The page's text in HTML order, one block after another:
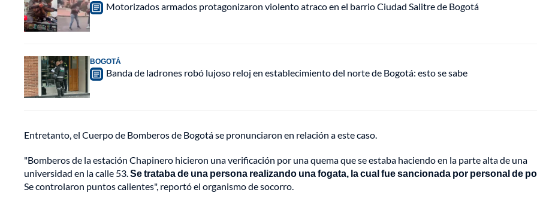
Motorizados armados protagonizaron violento atraco en el barrio Ciudad Salitre de Bogotá
BOGOTÁ
Banda de ladrones robó lujoso reloj en establecimiento del norte de Bogotá: esto se sabe
Entretanto, el Cuerpo de Bomberos de Bogotá se pronunciaron en relación a este caso.
"Bomberos de la estación Chapinero hicieron una verificación por una quema que se estaba haciendo en la parte alta de una
universidad en la calle 53.Se trataba de una persona realizando una fogata, la cual fue sancionada por personal de
Se controlaron puntos calientes", reportó el organismo de socorro.